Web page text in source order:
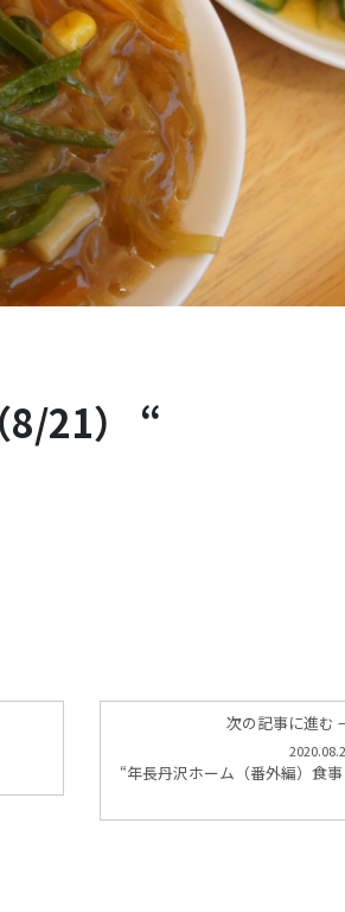
8/21） “
次の記事に進む
“年長丹沢ホーム（番外編）食事